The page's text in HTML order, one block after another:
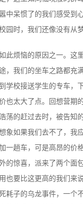
中呆惯了的我们感受到
园时，我们还像没有从
此烦恼的原因之一。这
，我们的坐车之路都充
学校接送学生的专车，
也太大了点。回想营期
荡的赶过去时，被告知
象如果我们去不了，我
一趟车，可是高昂的价
的惊喜，派来了两个面
也要比这更高的我们来
耗子的乌龙事件，一个